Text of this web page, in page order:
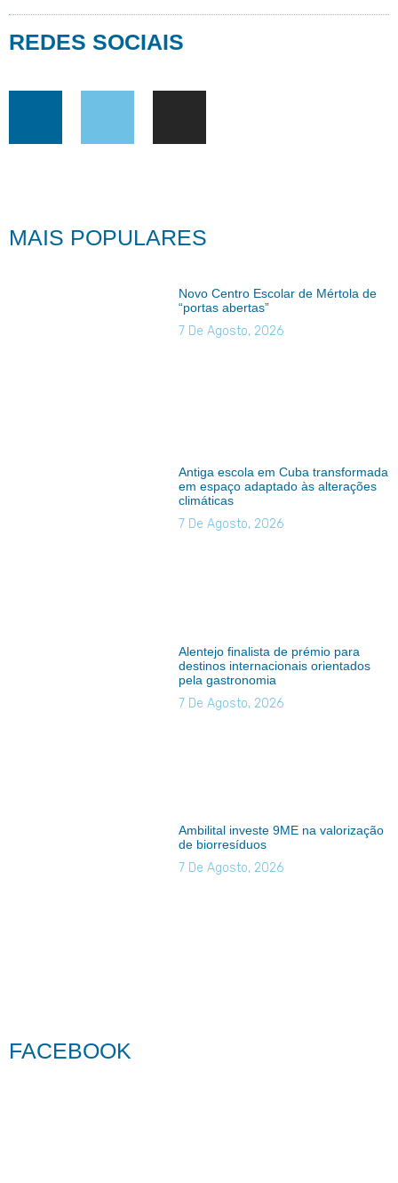
REDES SOCIAIS
MAIS POPULARES
Novo Centro Escolar de Mértola de
“portas abertas”
7 De Agosto, 2026
Antiga escola em Cuba transformada
em espaço adaptado às alterações
climáticas
7 De Agosto, 2026
Alentejo finalista de prémio para
destinos internacionais orientados
pela gastronomia
7 De Agosto, 2026
Ambilital investe 9ME na valorização
de biorresíduos
7 De Agosto, 2026
FACEBOOK